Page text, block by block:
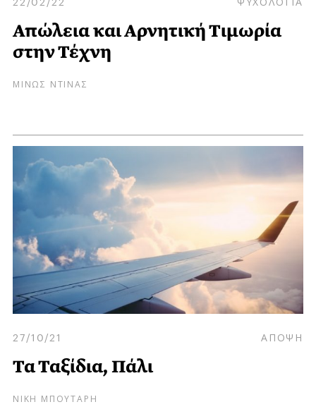
Απώλεια και Αρνητική Τιμωρία
στην Τέχνη
ΜΙΝΩΣ ΝΤΙΝΑΣ
27/10/21 ΑΠΟΨΗ
Τα Ταξίδια, Πάλι
ΝΙΚΗ ΜΠΟΥΤΑΡΗ